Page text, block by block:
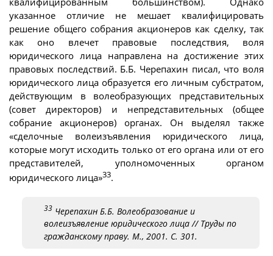
указанное отличие не мешает квалифицировать
решение общего собрания акционеров как сделку, так
как оно влечет правовые последствия, воля
юридического лица направлена на достижение этих
правовых последствий. Б.Б. Черепахин писал, что воля
юридического лица образуется его личным субстратом,
действующим в волеобразующих представительных
(совет директоров) и непредставительных (общее
собрание акционеров) органах. Он выделял также
«сделочные волеизъявления юридического лица,
которые могут исходить только от его органа или от его
представителей, уполномоченных органом
юридического лица»33.
33 Черепахин Б.Б. Волеобразование и
волеизъявление юридического лица // Труды по
гражданскому праву. М., 2001. С. 301.